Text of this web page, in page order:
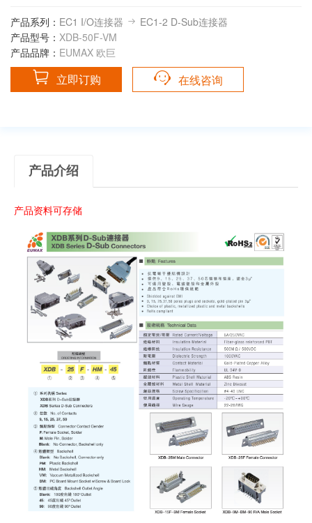
产品系列： EC1 I/O连接器
EC1-2 D-Sub连接器
产品型号： XDB-50F-VM
产品品牌： EUMAX 欧巨
立即订购 在线咨询
产品介绍
产品资料可存储